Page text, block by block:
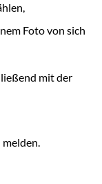
Foto von sich
mit der